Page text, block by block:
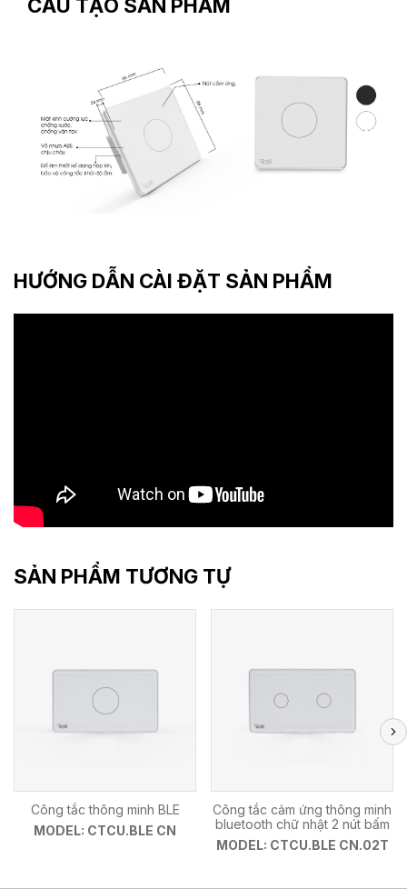
CẤU TẠO SẢN PHẨM
HƯỚNG DẪN CÀI ĐẶT SẢN PHẨM
SẢN PHẨM TƯƠNG TỰ
Công tắc thông minh BLE
MODEL: CTCU.BLE CN
Công tắc cảm ứng thông minh
bluetooth chữ nhật 2 nút bấm
MODEL: CTCU.BLE CN.02T